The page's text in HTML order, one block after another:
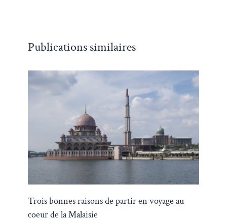
Publications similaires
Trois bonnes raisons de partir en voyage au
coeur de la Malaisie